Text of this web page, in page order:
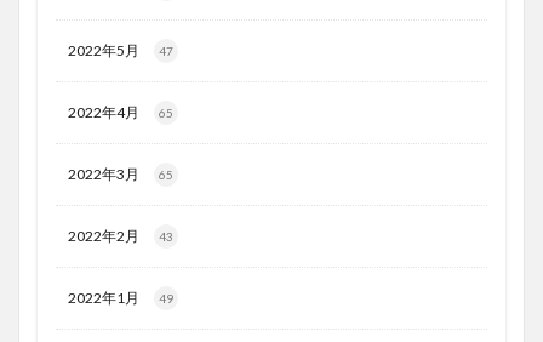
2022年5月 47
2022年4月 65
2022年3月 65
2022年2月 43
2022年1月 49